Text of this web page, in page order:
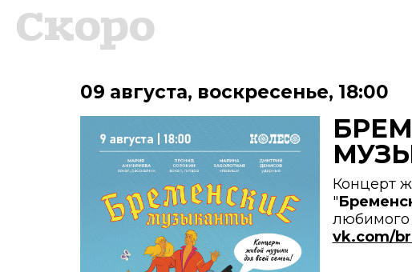
Скоро
09 августа, воскресенье, 18:00
Концерт
"
любимого
vk.com/